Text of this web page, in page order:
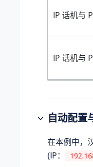
IP 话机与
IP 话机与
自动配置
在本例中，
(IP：